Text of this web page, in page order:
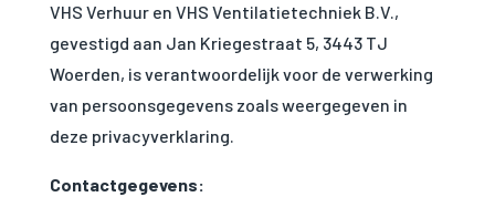
VHS Verhuur en VHS Ventilatietechniek B.V.,
gevestigd aan Jan Kriegestraat 5, 3443 TJ
Woerden, is verantwoordelijk voor de verwerking
van persoonsgegevens zoals weergegeven in
deze privacyverklaring.
Contactgegevens: